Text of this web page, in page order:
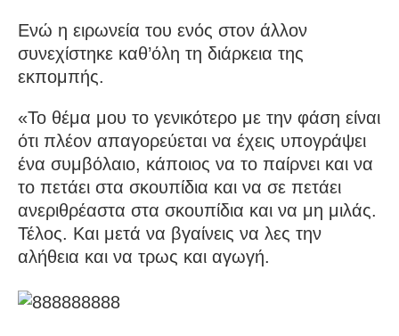
Ενώ η ειρωνεία του ενός στον άλλον
συνεχίστηκε καθ’όλη τη διάρκεια της
εκπομπής.
«Το θέμα μου το γενικότερο με την φάση είναι
ότι πλέον απαγορεύεται να έχεις υπογράψει
ένα συμβόλαιο, κάποιος να το παίρνει και να
το πετάει στα σκουπίδια και να σε πετάει
ανεριθρέαστα στα σκουπίδια και να μη μιλάς.
Τέλος. Και μετά να βγαίνεις να λες την
αλήθεια και να τρως και αγωγή.